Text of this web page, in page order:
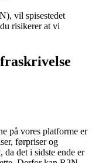
vil spisestedet
risikerer at vi
på vores platforme er
førpriser og
da det i sidste ende er